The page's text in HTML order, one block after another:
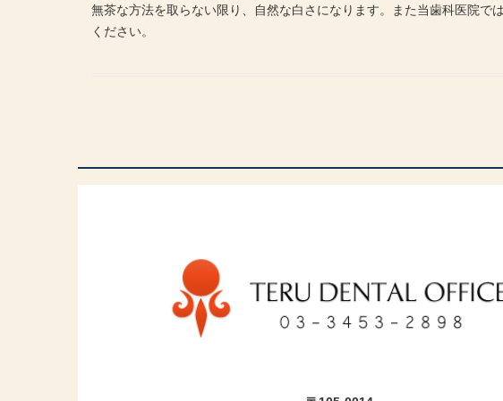
無茶な方法を取らない限り、自然な白さになります。また当歯科医院で
ください。